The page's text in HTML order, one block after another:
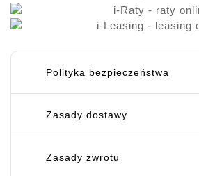
Polityka bezpieczeństwa
Zasady dostawy
Zasady zwrotu